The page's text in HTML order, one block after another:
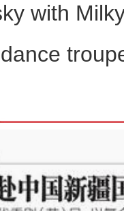
高原多浪峡
with